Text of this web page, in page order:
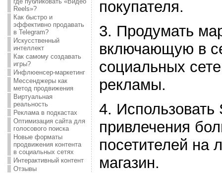
Reels»?
Как быстро и
эффективно продавать
в Telegram?
Искусственный
интеллект
Как самому создавать
игры?
Инфлюенсер-маркетинг
Мессенджеры как
метод продвижения
Виртуальная
реальность
Реклама в подкастах
Оптимизация сайта для
голосового поиска
Новые форматы
продвижения контента
в социальных сетях
Интерактивный контент
Отзывы
покупателя.
3. Продумать
включающую в
социальных
рекламы.
4. Использовать
привлечения
посетителей на
магазин.